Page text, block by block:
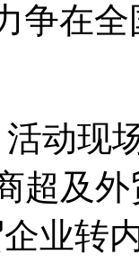
争在
动现
超及
业转